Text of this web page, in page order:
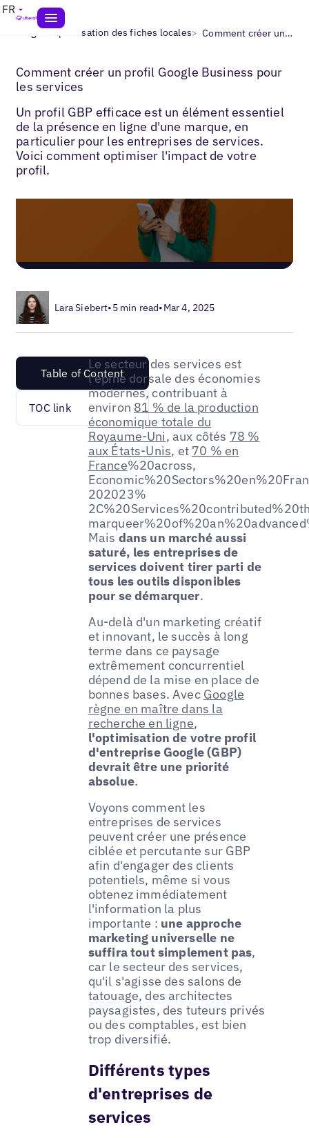
FR
Blogs> Optimisation des fiches locales> Comment créer un profil Google Business pour les services
Comment créer un profil Google Business pour
les services
Un profil GBP efficace est un élément essentiel
de la présence en ligne d'une marque, en
particulier pour les entreprises de services.
Voici comment optimiser l'impact de votre
profil.
Lara Siebert•5 min read•Mar 4, 2025
Table of Content
TOC link
Le secteur des services est
l'épine dorsale des économies
modernes, contribuant à
environ 81 % de la production
économique totale du
Royaume-Uni, aux côtés 78 %
aux États-Unis, et 70 % en
France%20across,
202023%
Mais dans un marché aussi
saturé, les entreprises de
services doivent tirer parti de
tous les outils disponibles
pour se démarquer.
Au-delà d'un marketing créatif
et innovant, le succès à long
terme dans ce paysage
extrêmement concurrentiel
dépend de la mise en place de
bonnes bases. Avec Google
règne en maître dans la
recherche en ligne,
l'optimisation de votre profil
d'entreprise Google (GBP)
devrait être une priorité
absolue.
Voyons comment les
entreprises de services
peuvent créer une présence
ciblée et percutante sur GBP
afin d'engager des clients
potentiels, même si vous
obtenez immédiatement
l'information la plus
importante : une approche
marketing universelle ne
suffira tout simplement pas,
car le secteur des services,
qu'il s'agisse des salons de
tatouage, des architectes
paysagistes, des tuteurs privés
ou des comptables, est bien
trop diversifié.
Différents types
d'entreprises de
services